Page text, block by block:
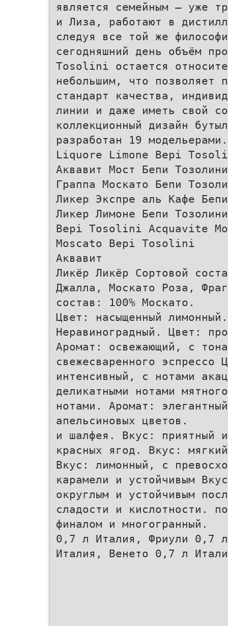
является семейным — уже
и Лиза, работают в
следуя все той же
сегодняшний день объём
Tosolini остается
небольшим, что позволяет
стандарт качества,
линии и даже иметь свой
коллекционный дизайн
разработан 19 модельерами.
Liquore Limone Bepi
Аквавит Мост Бепи Тозолини
Граппа Москато Бепи
Ликер Экспре аль Кафе
Ликер Лимоне Бепи
Bepi Tosolini Acquavite
Moscato Bepi Tosolini
Аквавит
Ликёр Ликёр Сортовой
Джалла, Москато Роза,
состав: 100% Москато.
Цвет: насыщенный
Неравиноградный. Цвет:
Аромат: освежающий, с
свежесваренного
интенсивный, с нотами
деликатными нотами
нотами. Аромат:
апельсиновых цветов.
и шалфея. Вкус: приятный
красных ягод. Вкус:
Вкус: лимонный, с
карамели и устойчивым
округлым и устойчивым
сладости и кислотности.
финалом и многогранный.
0,7 л Италия, Фриули 0,7
Италия, Венето 0,7 л